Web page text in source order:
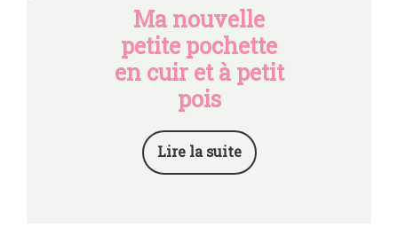
Personnalisez vos tissus
Ma nouvelle
petite pochette
en cuir et à petit
pois
Lire la suite